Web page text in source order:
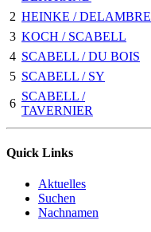
2 HEINKE / DELAMBRE
3 KOCH / SCABELL
4 SCABELL / DU BOIS
5 SCABELL / SY
6
SCABELL /
TAVERNIER
Quick Links
Aktuelles
Suchen
Nachnamen